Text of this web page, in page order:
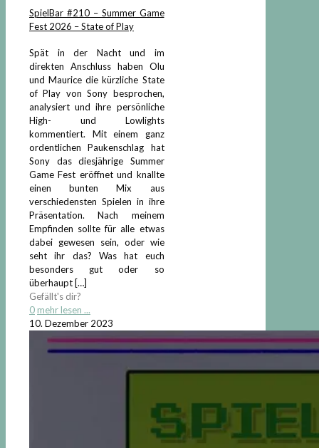
SpielBar #210 – Summer Game
Fest 2026 – State of Play
Spät in der Nacht und im
direkten Anschluss haben Olu
und Maurice die kürzliche State
of Play von Sony besprochen,
analysiert und ihre persönliche
High- und Lowlights
kommentiert. Mit einem ganz
ordentlichen Paukenschlag hat
Sony das diesjährige Summer
Game Fest eröffnet und knallte
einen bunten Mix aus
verschiedensten Spielen in ihre
Präsentation. Nach meinem
Empfinden sollte für alle etwas
dabei gewesen sein, oder wie
seht ihr das? Was hat euch
besonders gut oder so
überhaupt[…]
Gefällt's dir?
0 mehr lesen ...
10. Dezember 2023